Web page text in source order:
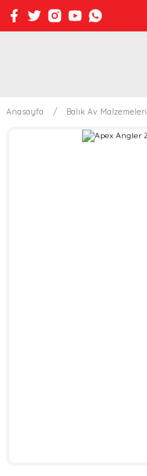
Anasayfa Balık Av Malzemeleri